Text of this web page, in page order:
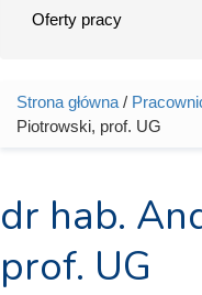
Oferty pracy
Jesteś tutaj
Strona główna /
Piotrowski, prof. UG
dr hab.
prof. UG